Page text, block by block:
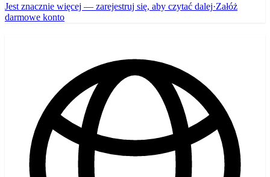
Jest znacznie więcej — zarejestruj się, aby czytać dalej·Załóż
darmowe konto